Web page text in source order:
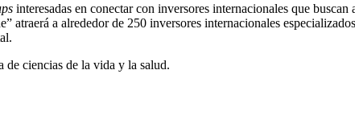
interesadas en conectar con inversores internacionales que
atraerá a alrededor de 250 inversores internacionales
de ciencias de la vida y la salud.